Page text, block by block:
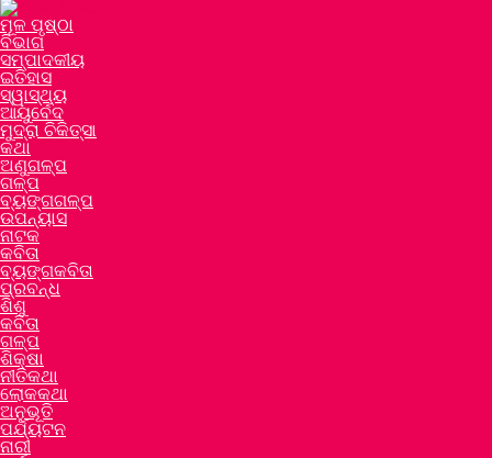
ମୂଳ ପୃଷ୍ଠା
ବିଭାଗ
ସମ୍ପାଦକୀୟ
ଇତିହାସ
ସ୍ୱାସ୍ଥ୍ୟ
ଆୟୁର୍ବେଦ
ମୁଦ୍ରା ଚିକିତ୍ସା
କଥା
ଅଣୁଗଳ୍ପ
ଗଳ୍ପ
ବ୍ୟଙ୍ଗଗଳ୍ପ
ଉପନ୍ୟାସ
ନାଟକ
କବିତା
ବ୍ୟଙ୍ଗକବିତା
ପ୍ରବନ୍ଧ
ଶିଶୁ
କବିତା
ଗଳ୍ପ
ଶିକ୍ଷା
ନୀତିକଥା
ଲୋକକଥା
ଅନୁଭୂତି
ପର୍ଯ୍ୟଟନ
ନାରୀ